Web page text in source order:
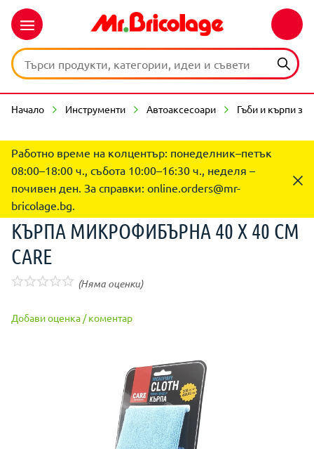
Начало Инструменти Автоаксесоари Гъби и кърпи за
Работно време на колцентър: понеделник–петък
08:00–18:00 ч., събота 10:00–16:30 ч., неделя –
почивен ден. За справки: online.orders@mr-
bricolage.bg.
КЪРПА МИКРОФИБЪРНА 40 Х 40 СМ
CARE
(Няма оценки)
Добави оценка / коментар